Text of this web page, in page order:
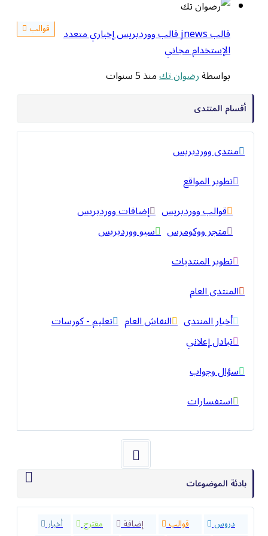
قوالب قالب jnews قالب ووردبريس إخباري متعدد
الإستخدام مجاني
بواسطةرضوان تكمنذ 5 سنوات
أقسام المنتدى
منتدى ووردبريس
تطوير المواقع
قوالب ووردبريس إضافات ووردبريس
متجر ووكومرس سيو ووردبريس
تطوير المنتديات
المنتدى العام
أخبار المنتدى النقاش العام تعليم - كورسات
تبادل إعلاني
سؤال وجواب
استفسارات
بادئة الموضوعات
دروس قوالب إضافة مقترح
أخبار